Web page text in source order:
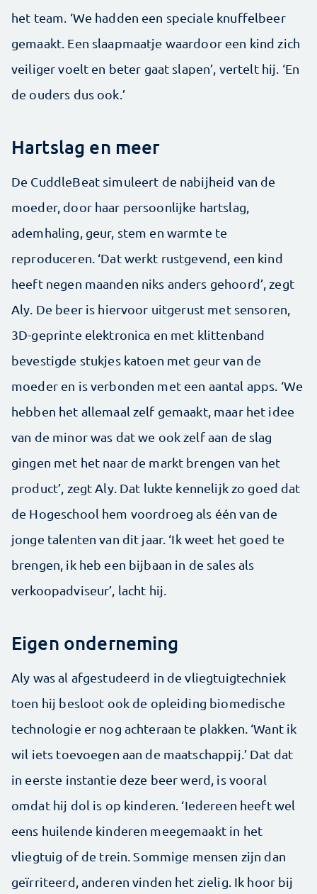
het team. ‘We hadden een speciale knuffelbeer
gemaakt. Een slaapmaatje waardoor een kind zich
veiliger voelt en beter gaat slapen’, vertelt hij. ‘En
de ouders dus ook.’
Hartslag en meer
De CuddleBeat simuleert de nabijheid van de
moeder, door haar persoonlijke hartslag,
ademhaling, geur, stem en warmte te
reproduceren. ‘Dat werkt rustgevend, een kind
heeft negen maanden niks anders gehoord’, zegt
Aly. De beer is hiervoor uitgerust met sensoren,
3D-geprinte elektronica en met klittenband
bevestigde stukjes katoen met geur van de
moeder en is verbonden met een aantal apps. ‘We
hebben het allemaal zelf gemaakt, maar het idee
van de minor was dat we ook zelf aan de slag
gingen met het naar de markt brengen van het
product’, zegt Aly. Dat lukte kennelijk zo goed dat
de Hogeschool hem voordroeg als één van de
jonge talenten van dit jaar. ‘Ik weet het goed te
brengen, ik heb een bijbaan in de sales als
verkoopadviseur’, lacht hij.
Eigen onderneming
Aly was al afgestudeerd in de vliegtuigtechniek
toen hij besloot ook de opleiding biomedische
technologie er nog achteraan te plakken. ‘Want ik
wil iets toevoegen aan de maatschappij.’ Dat dat
in eerste instantie deze beer werd, is vooral
omdat hij dol is op kinderen. ‘Iedereen heeft wel
eens huilende kinderen meegemaakt in het
vliegtuig of de trein. Sommige mensen zijn dan
geïrriteerd, anderen vinden het zielig. Ik hoor bij